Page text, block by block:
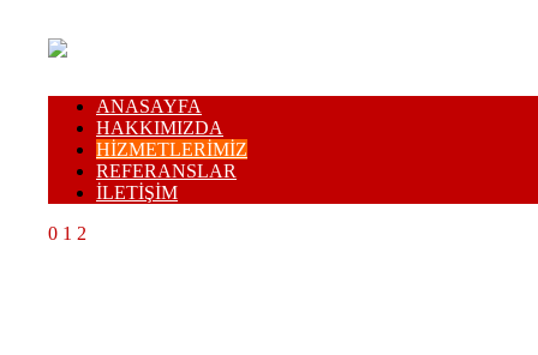
ANASAYFA
HAKKIMIZDA
HİZMETLERİMİZ
REFERANSLAR
İLETİŞİM
0 1 2